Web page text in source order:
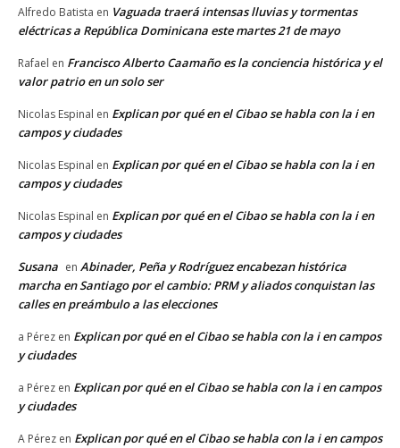
Alfredo Batista en Vaguada traerá intensas lluvias y tormentas
eléctricas a República Dominicana este martes 21 de mayo
Rafael en Francisco Alberto Caamaño es la conciencia histórica y el
valor patrio en un solo ser
Nicolas Espinal en Explican por qué en el Cibao se habla con la i en
campos y ciudades
Nicolas Espinal en Explican por qué en el Cibao se habla con la i en
campos y ciudades
Nicolas Espinal en Explican por qué en el Cibao se habla con la i en
campos y ciudades
Susana en Abinader, Peña y Rodríguez encabezan histórica
marcha en Santiago por el cambio: PRM y aliados conquistan las
calles en preámbulo a las elecciones
a Pérez en Explican por qué en el Cibao se habla con la i en campos
y ciudades
a Pérez en Explican por qué en el Cibao se habla con la i en campos
y ciudades
A Pérez en Explican por qué en el Cibao se habla con la i en campos